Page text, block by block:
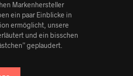
Markenhersteller
ein paar Einblicke in
ermöglicht, unsere
und ein bisschen
geplaudert.